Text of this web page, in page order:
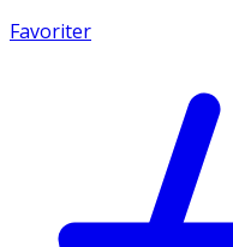
Favoriter